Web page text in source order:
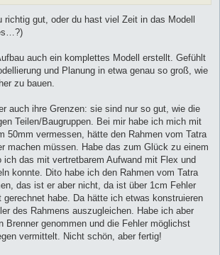
richtig gut, oder du hast viel Zeit in das Modell
auch ein komplettes Modell erstellt. Gefühlt
und Planung in etwa genau so groß, wie
zu bauen.
auch ihre Grenzen: sie sind nur so gut, wie die
Teilen/Baugruppen. Bei mir habe ich mich mit
50mm vermessen, hätte den Rahmen vom Tatra
machen müssen. Habe das zum Glück zu einem
ich das mit vertretbarem Aufwand mit Flex und
konnte. Dito habe ich den Rahmen vom Tatra
das ist er aber nicht, da ist über 1cm Fehler
habe. Da hätte ich etwas konstruieren
des Rahmens auszugleichen. Habe ich aber
Brenner genommen und die Fehler möglichst
vermittelt. Nicht schön, aber fertig!